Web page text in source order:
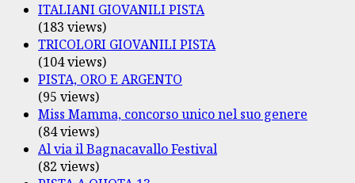
ITALIANI GIOVANILI PISTA
(183 views)
TRICOLORI GIOVANILI PISTA
(104 views)
PISTA, ORO E ARGENTO
(95 views)
Miss Mamma, concorso unico nel suo genere
(84 views)
Al via il Bagnacavallo Festival
(82 views)